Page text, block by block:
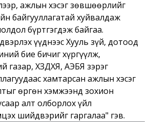
ажлын хэсэг зөвшөөрлийг
байгууллагатай хуйвалдаж
бүртгэгдэж байгаа.
үүднээс Хууль зүй, дотоод
бие бичиг хүргүүлж,
газар, ХЗДХЯ, АҮЭБЯ зэрэг
хамтарсан ажлын хэсэг
өргөн хэмжээнд зохион
алт олборлох үйл
шийдвэрийг гаргалаа" гэв.